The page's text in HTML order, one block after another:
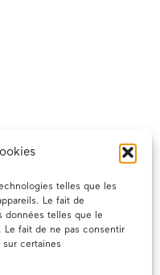
telles que les
Le fait de
données telles que le
Le fait de ne pas consentir
certaines